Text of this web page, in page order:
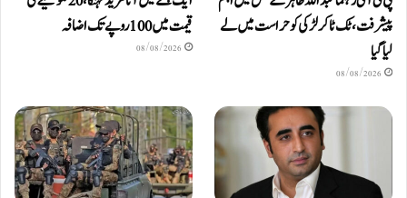
پیشرفت، ٹک ٹاکر لڑکی کو حراست میں لے
لیا گیا
08/08/2026
قیمت میں 100 روپے تک اضافہ
08/08/2026